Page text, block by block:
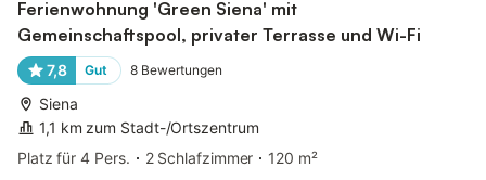
Ferienwohnung 'Green Siena' mit
Gemeinschaftspool, privater Terrasse und Wi-Fi
7,8 Gut 8 Bewertungen
Siena
1,1 km zum Stadt-/Ortszentrum
Platz für 4 Pers.
2 Schlafzimmer
120 m²